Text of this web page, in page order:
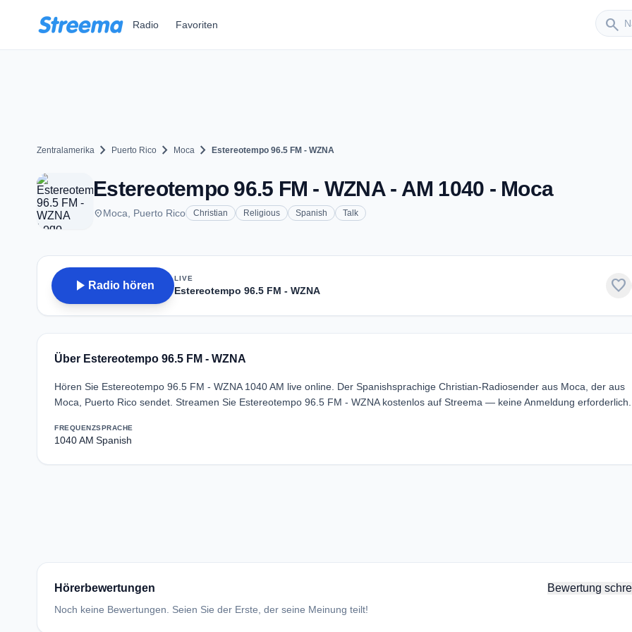
Radio Favoriten search
Zentralamerika chevron_right Puerto Rico chevron_right Moca chevron_right Estereotempo 96.5 FM - WZNA
Estereotempo 96.5 FM - WZNA - AM 1040 - Moca
placeMoca, Puerto Rico Christian Religious Spanish Talk
play_arrow Radio hören
LIVE
Estereotempo 96.5 FM - WZNA favorite
Über Estereotempo 96.5 FM - WZNA
Hören Sie Estereotempo 96.5 FM - WZNA 1040 AM live online. Der Spanishsprachige Christian-Radiosender aus Moca, der aus
Moca, Puerto Rico sendet. Streamen Sie Estereotempo 96.5 FM - WZNA kostenlos auf Streema — keine Anmeldung erforderlich.
FREQUENZ
1040 AM
SPRACHE
Spanish
Hörerbewertungen Bewertung
Noch keine Bewertungen. Seien Sie der Erste, der seine Meinung teilt!